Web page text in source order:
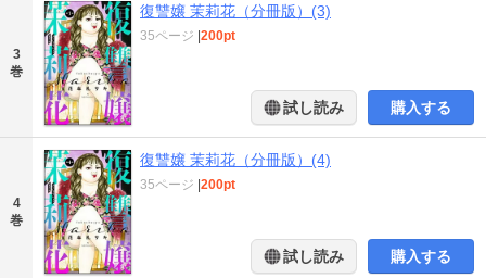
3
巻
復讐嬢 茉莉花（分冊版）(3)
35ページ 200pt
試し読み 購入する
4
巻
復讐嬢 茉莉花（分冊版）(4)
35ページ 200pt
試し読み 購入する